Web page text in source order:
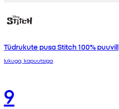
Tüdrukute pusa Stitch 100% puuvill
lukuga, kapuutsiga
9